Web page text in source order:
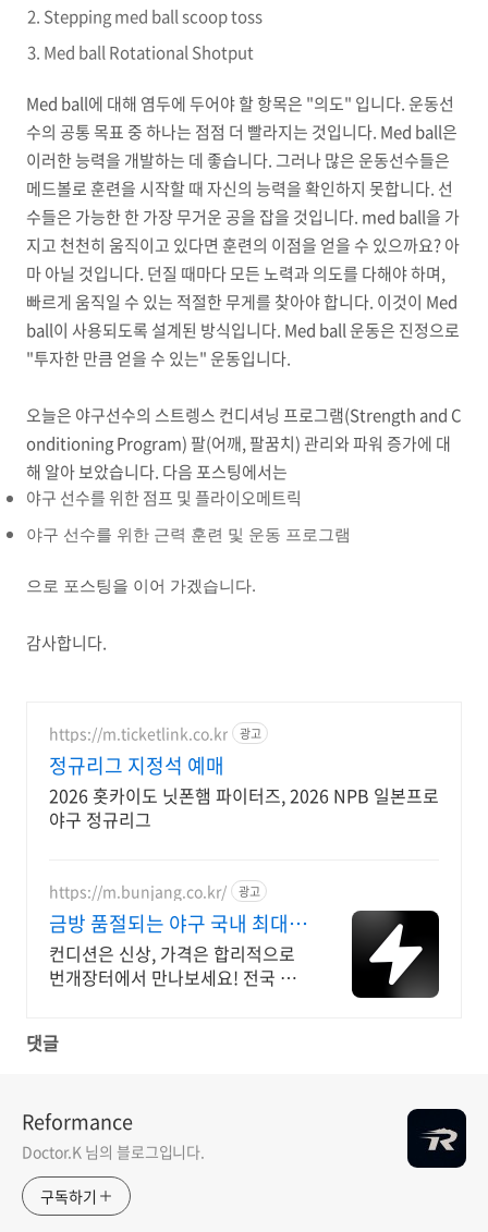
Stepping med ball scoop toss
Med ball Rotational Shotput
Med ball에 대해 염두에 두어야 할 항목은 "의도" 입니다.운동선
수의 공통 목표 중 하나는 점점 더 빨라지는 것입니다. Med ball은
이러한 능력을 개발하는 데 좋습니다. 그러나 많은 운동선수들은
메드볼로 훈련을 시작할 때 자신의 능력을 확인하지 못합니다. 선
수들은 가능한 한 가장 무거운 공을 잡을 것입니다. med ball을 가
지고 천천히 움직이고 있다면 훈련의 이점을 얻을 수 있으까요? 아
마 아닐 것입니다. 던질 때마다 모든 노력과 의도를 다해야 하며,
빠르게 움직일 수 있는 적절한 무게를 찾아야 합니다. 이것이 Med
ball이 사용되도록 설계된 방식입니다. Med ball 운동은 진정으로
"투자한 만큼 얻을 수 있는" 운동입니다.
오늘은 야구선수의 스트렝스 컨디셔닝 프로그램(Strength and C
onditioning Program) 팔(어깨, 팔꿈치) 관리와 파워 증가에 대
해 알아 보았습니다. 다음 포스팅에서는
야구 선수를 위한 점프 및 플라이오메트릭
야구 선수를 위한 근력 훈련 및 운동 프로그램
으로 포스팅을 이어 가겠습니다.
감사합니다.
https://m.ticketlink.co.kr 광고
정규리그 지정석 예매
2026 홋카이도 닛폰햄 파이터즈, 2026 NPB 일본프로
야구 정규리그
https://m.bunjang.co.kr/ 광고
금방 품절되는 야구 국내 최대
브랜드 중고거래
컨디션은 신상, 가격은 합리적으로
번개장터에서 만나보세요! 전국 각
드
댓글
Reformance
Doctor.K 님의 블로그입니다.
구독하기